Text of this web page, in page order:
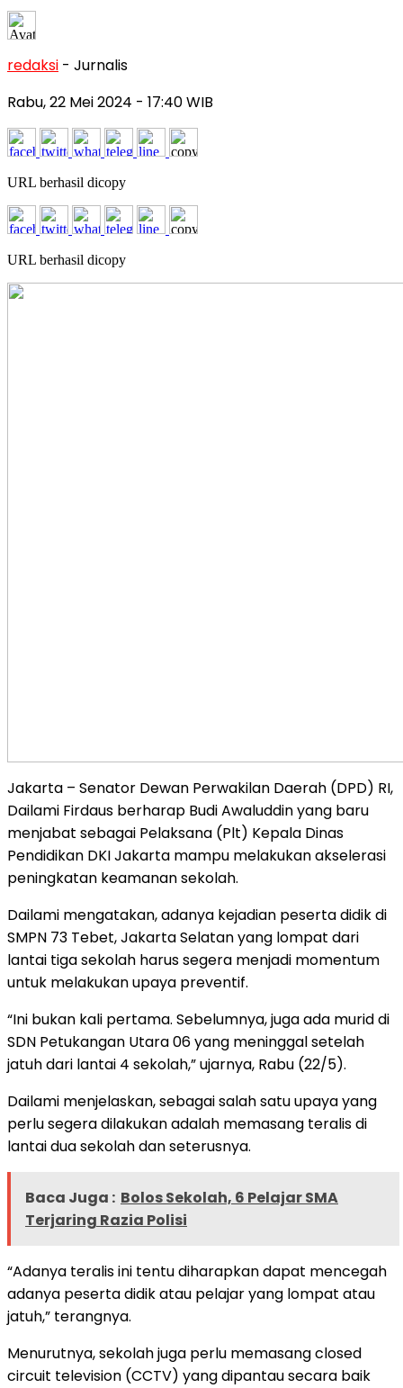
redaksi - Jurnalis
Rabu, 22 Mei 2024 - 17:40 WIB
URL berhasil dicopy
URL berhasil dicopy
Jakarta – Senator Dewan Perwakilan Daerah (DPD) RI,
Dailami Firdaus berharap Budi Awaluddin yang baru
menjabat sebagai Pelaksana (Plt) Kepala Dinas
Pendidikan DKI Jakarta mampu melakukan akselerasi
peningkatan keamanan sekolah.
Dailami mengatakan, adanya kejadian peserta didik di
SMPN 73 Tebet, Jakarta Selatan yang lompat dari
lantai tiga sekolah harus segera menjadi momentum
untuk melakukan upaya preventif.
“Ini bukan kali pertama. Sebelumnya, juga ada murid di
SDN Petukangan Utara 06 yang meninggal setelah
jatuh dari lantai 4 sekolah,” ujarnya, Rabu (22/5).
Dailami menjelaskan, sebagai salah satu upaya yang
perlu segera dilakukan adalah memasang teralis di
lantai dua sekolah dan seterusnya.
Baca Juga : Bolos Sekolah, 6 Pelajar SMA
Terjaring Razia Polisi
“Adanya teralis ini tentu diharapkan dapat mencegah
adanya peserta didik atau pelajar yang lompat atau
jatuh,” terangnya.
Menurutnya, sekolah juga perlu memasang closed
circuit television (CCTV) yang dipantau secara baik